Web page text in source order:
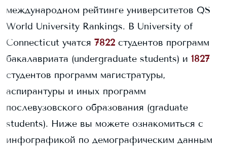
международном рейтинге университетов QS
World University Rankings. В University of
Connecticut учатся 7822 студентов программ
бакалавриата (undergraduate students) и 1827
студентов программ магистратуры,
аспирантуры и иных программ
послевузовского образования (graduate
students). Ниже вы можете ознакомиться с
инфографикой по демографическим данным